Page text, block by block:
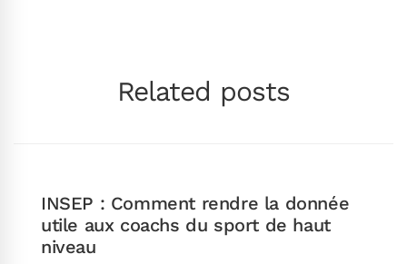
Related posts
INSEP : Comment rendre la donnée
utile aux coachs du sport de haut
niveau